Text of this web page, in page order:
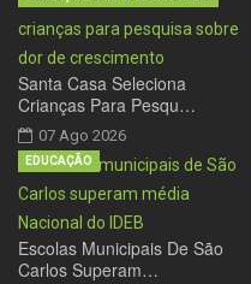
Santa Casa Seleciona
Crianças Para Pesqu…
07 Ago 2026
Escolas Municipais De São
Carlos Superam…
EDUCAÇÃO